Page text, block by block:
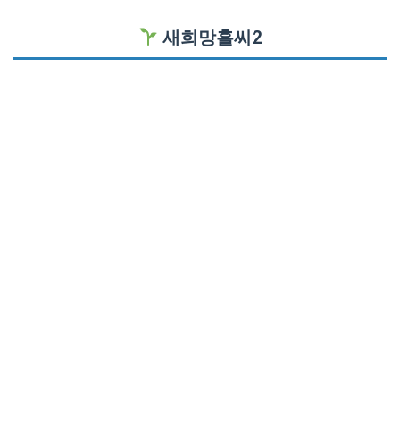
새희망홀씨2